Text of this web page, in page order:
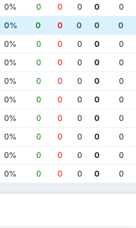
0% 0 0 0 0
0
0% 0 0 0 0
0
0% 0 0 0 0
0
0% 0 0 0 0
0
0% 0 0 0 0
0
0% 0 0 0 0
0
0% 0 0 0 0
0
0% 0 0 0 0
0
0% 0 0 0 0
0
0% 0 0 0 0 0